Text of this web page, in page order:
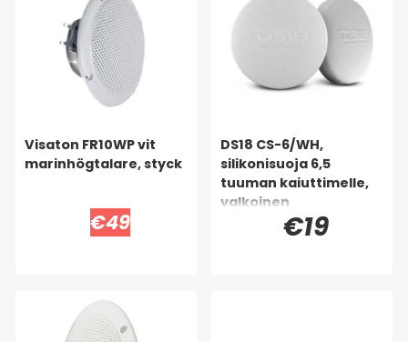
Visaton FR10WP vit
marinhögtalare, styck
€49
DS18 CS-6/WH,
silikonisuoja 6,5
tuuman kaiuttimelle,
valkoinen
€19